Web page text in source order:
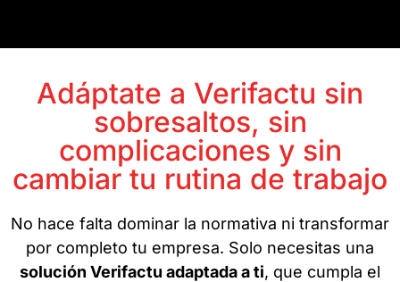
Adáptate a Verifactu sin
sobresaltos, sin
complicaciones y sin
cambiar tu rutina de trabajo
No hace falta dominar la normativa ni transformar
por completo tu empresa. Solo necesitas una
solución Verifactu adaptada a ti, que cumpla el